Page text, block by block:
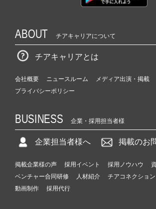
ABOUT チアキャリアについて
チアキャリアとは
会社概要 ニュースルーム
メディア出演・掲載
プライバシーポリシー
BUSINESS 企業・採用担当者様
企業担当者様へ 掲載のお
掲載企業様の声 採用イベント 採用ノウハウ
ベンチャー合同研修
人材紹介 チアコネクション
動画制作
採用代行